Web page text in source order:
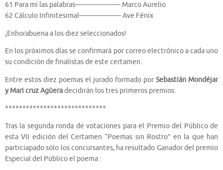
61 Para mí las palabras——————– Marco Aurelio
62 Cálculo Infinitesimal—————— Ave Fénix
¡Enhorabuena a los diez seleccionados!
En los próximos días se confirmará por correo electrónico a cada uno
su condición de finalistas de este certamen.
Entre estos diez poemas el jurado formado por Sebastián Mondéjar
y Mari cruz Agüeradecidirán los tres primeros premios.
*****************************
Tras la segunda ronda de votaciones para el Premio del Público de
esta VII edición del Certamen “Poemas sin Rostro” en la que han
particiapado sólo los concursantes, ha resultado Ganador del premio
Especial del Público el poema :